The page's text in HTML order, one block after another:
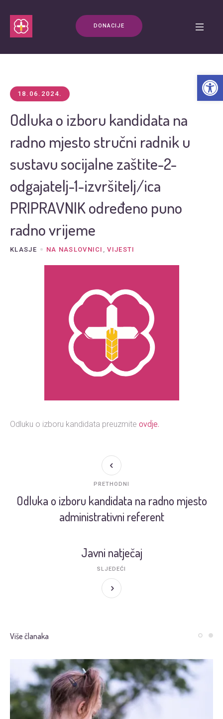
DONACIJE
18.06.2024.
Odluka o izboru kandidata na
radno mjesto stručni radnik u
sustavu socijalne zaštite-2-
odgajatelj-1-izvršitelj/ica
PRIPRAVNIK određeno puno
radno vrijeme
KLASJE NA NASLOVNICI ,VIJESTI
Odluku o izboru kandidata preuzmite ovdje.
Odluka o izboru kandidata na radno mjesto
administrativni referent
PRETHODNI
Javni natječaj
SLJEDEĆI
Više članaka